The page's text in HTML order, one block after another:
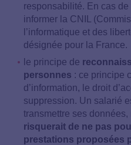
responsabilité. En cas
informer la CNIL
l’informatique et des
désignée pour la France.
le principe de
personnes : ce principe
d’information, le droit
suppression. Un salarié
transmettre ses
risquerait de ne pas
prestations proposées